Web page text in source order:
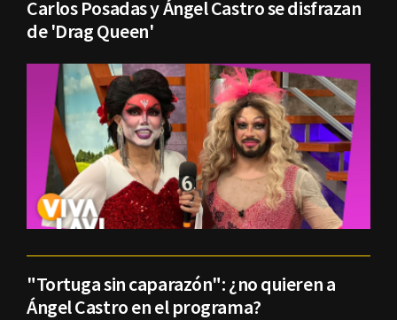
Carlos Posadas y Ángel Castro se disfrazan
de 'Drag Queen'
"Tortuga sin caparazón": ¿no quieren a
Ángel Castro en el programa?